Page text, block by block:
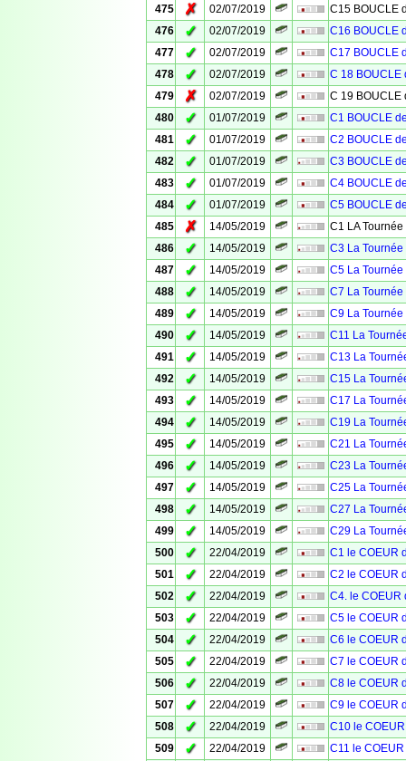
475
✗ 02/07/2019
C15 BOUCLE
476
✓ 02/07/2019
C16 BOUCLE
477
✓ 02/07/2019
C17 BOUCLE
478
✓ 02/07/2019
C 18 BOUCLE
479
✗ 02/07/2019
C 19 BOUCLE
480
✓ 01/07/2019
C1 BOUCLE
481
✓ 01/07/2019
C2 BOUCLE
482
✓ 01/07/2019
C3 BOUCLE
483
✓ 01/07/2019
C4 BOUCLE
484
✓ 01/07/2019
C5 BOUCLE
485
✗ 14/05/2019
C1 LA
486
✓ 14/05/2019
C3 La
487
✓ 14/05/2019
C5 La
488
✓ 14/05/2019
C7 La
489
✓ 14/05/2019
C9 La
490
✓ 14/05/2019
C11 La
491
✓ 14/05/2019
C13 La
492
✓ 14/05/2019
C15 La
493
✓ 14/05/2019
C17 La
494
✓ 14/05/2019
C19 La
495
✓ 14/05/2019
C21 La
496
✓ 14/05/2019
C23 La
497
✓ 14/05/2019
C25 La
498
✓ 14/05/2019
C27 La
499
✓ 14/05/2019
C29 La
500
✓ 22/04/2019
C1 le COEUR
501
✓ 22/04/2019
C2 le COEUR
502
✓ 22/04/2019
C4. le COEUR
503
✓ 22/04/2019
C5 le COEUR
504
✓ 22/04/2019
C6 le COEUR
505
✓ 22/04/2019
C7 le COEUR
506
✓ 22/04/2019
C8 le COEUR
507
✓ 22/04/2019
C9 le COEUR
508
✓ 22/04/2019
C10 le
509
✓ 22/04/2019
C11 le